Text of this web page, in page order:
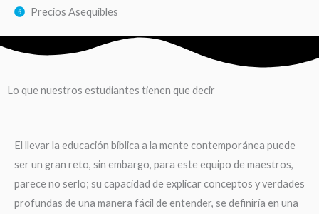
Precios Asequibles
Lo que nuestros estudiantes tienen que decir
El llevar la educación bíblica a la mente contemporánea puede
ser un gran reto, sin embargo, para este equipo de maestros,
parece no serlo; su capacidad de explicar conceptos y verdades
profundas de una manera fácil de entender, se definiría en una